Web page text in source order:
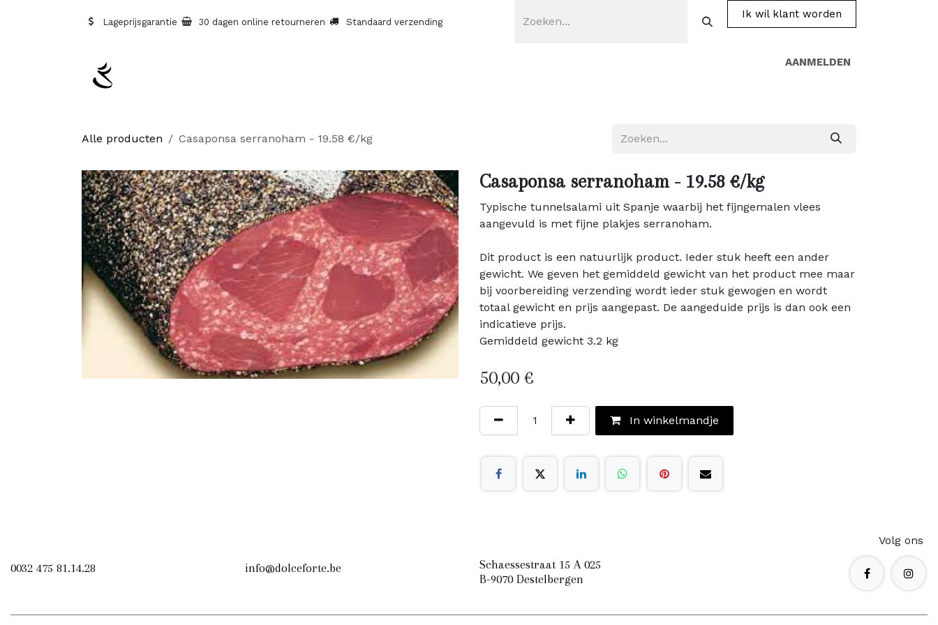
Lageprijsgarantie 30 dagen online retourneren Standaard verzending
Ik wil klant worden
AANMELDEN
Alle producten Casaponsa serranoham - 19.58 €/kg
Casaponsa serranoham - 19.58 €/kg
Typische tunnelsalami uit Spanje waarbij het fijngemalen vlees
aangevuld is met fijne plakjes serranoham.
Dit product is een natuurlijk product. Ieder stuk heeft een ander
gewicht. We geven het gemiddeld gewicht van het product mee maar
bij voorbereiding verzending wordt ieder stuk gewogen en wordt
totaal gewicht en prijs aangepast. De aangeduide prijs is dan ook een
indicatieve prijs.
Gemiddeld gewicht 3.2 kg
50,00 €
In winkelmandje
0032 475 81.14.28 info@dolceforte.be
Schaessestraat 15 A 025
B-9070 Destelbergen
Volg ons